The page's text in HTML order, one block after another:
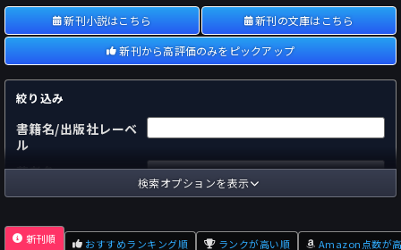
新刊小説はこちら
新刊の文庫はこちら
新刊から高評価のみをピックアップ
絞り込み
書籍名/出版社レーベ
ル
著者名
国内
海外
検索オプションを表示
新刊順 おすすめランキング順 ランクが高い順 Amazon点数が